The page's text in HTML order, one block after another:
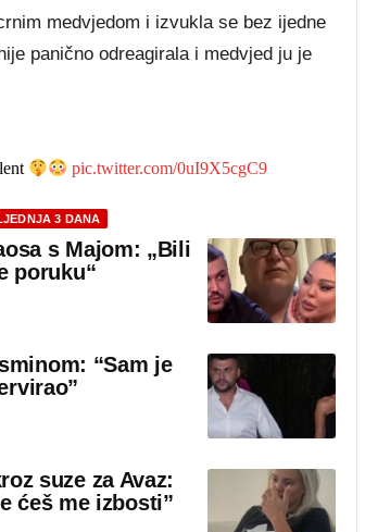
medvjedom i izvukla se bez ijedne
panično odreagirala i medvjed ju je
pic.twitter.com/0uI9X5cgC9
3 DANA
s Majom: „Bili
poruku“
“Sam je
suze za Avaz:
ćeš me izbosti”